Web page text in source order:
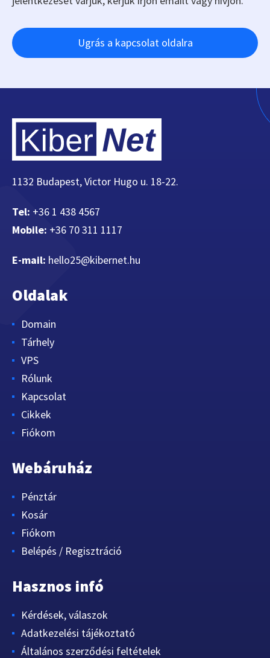
Ugrás a kapcsolat oldalra
1132 Budapest, Victor Hugo u. 18-22.
Tel: +36 1 438 4567
Mobile: +36 70 311 1117
E-mail: hello25@kibernet.hu
Oldalak
Domain
Tárhely
VPS
Rólunk
Kapcsolat
Cikkek
Fiókom
Webáruház
Pénztár
Kosár
Fiókom
Belépés / Regisztráció
Hasznos infó
Kérdések, válaszok
Adatkezelési tájékoztató
Általános szerződési feltételek